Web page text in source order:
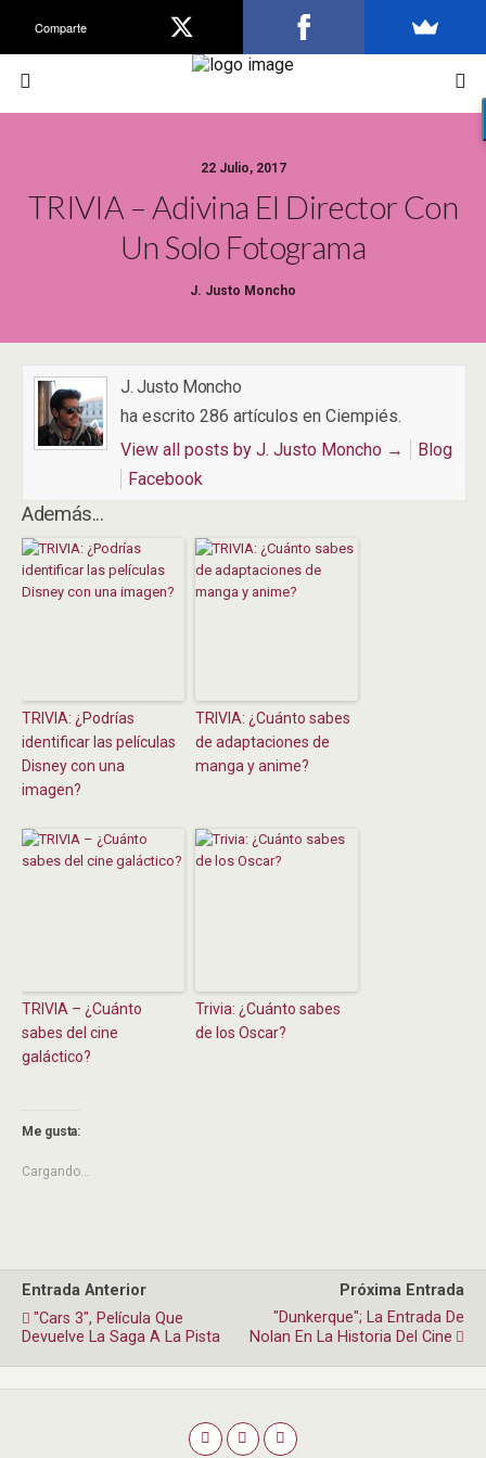
22 Julio, 2017
TRIVIA – Adivina El Director Con
Un Solo Fotograma
J. Justo Moncho
J. Justo Moncho
ha escrito 286 artículos en Ciempiés.
View all posts by J. Justo Moncho →
Blog
Facebook
Además...
TRIVIA: ¿Podrías
identificar las películas
Disney con una
imagen?
TRIVIA: ¿Cuánto sabes
de adaptaciones de
manga y anime?
TRIVIA – ¿Cuánto
sabes del cine
galáctico?
Trivia: ¿Cuánto sabes
de los Oscar?
Me gusta:
Cargando...
Entrada Anterior
"Cars 3", Película Que
Devuelve La Saga A La Pista
Próxima Entrada
"Dunkerque"; La Entrada De
Nolan En La Historia Del Cine
Comparte